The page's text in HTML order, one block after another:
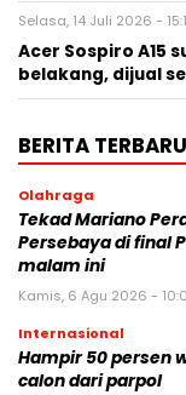
Selasa, 14 Juli 2026 -
Acer Sospiro A15
belakang, dijual
BERITA TERBARU
Olahraga
Tekad Mariano
Persebaya di final
malam ini
Kamis, 6 Agu 2026 -
Internasional
Hampir 50 persen
calon dari parpol